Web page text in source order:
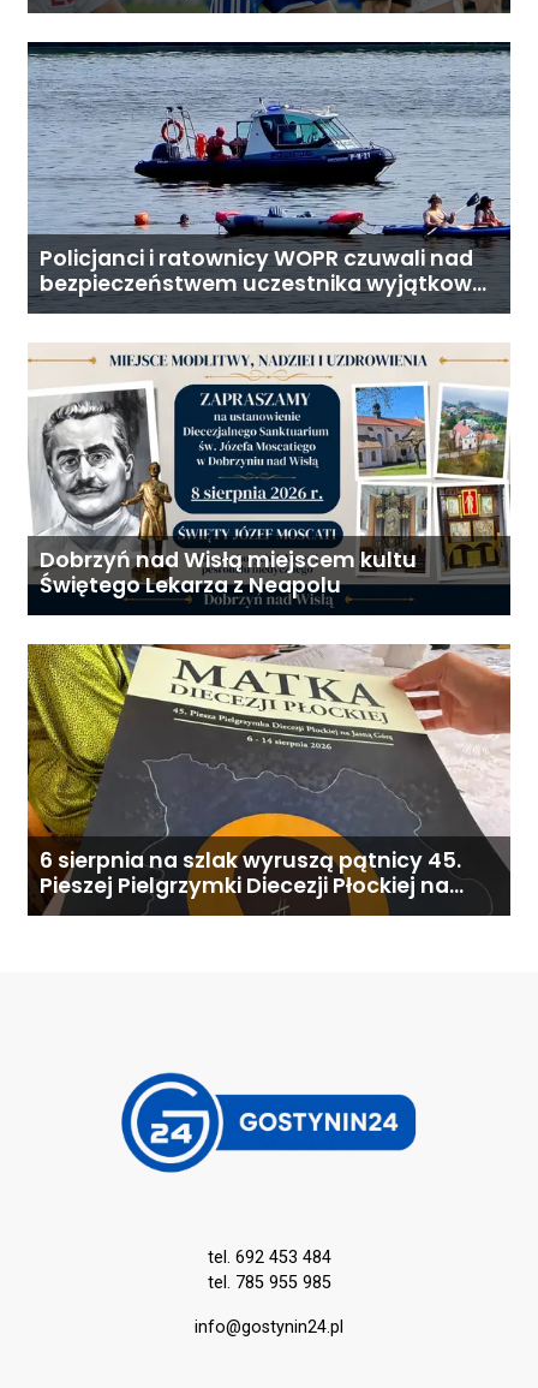
Policjanci i ratownicy WOPR czuwali nad
bezpieczeństwem uczestnika wyjątkowej
wyprawy
Dobrzyń nad Wisłą miejscem kultu
Świętego Lekarza z Neapolu
6 sierpnia na szlak wyruszą pątnicy 45.
Pieszej Pielgrzymki Diecezji Płockiej na
Jasną Górę
tel. 692 453 484
tel. 785 955 985
info@gostynin24.pl